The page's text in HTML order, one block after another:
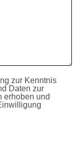
zur Kenntnis
Daten zur
erhoben und